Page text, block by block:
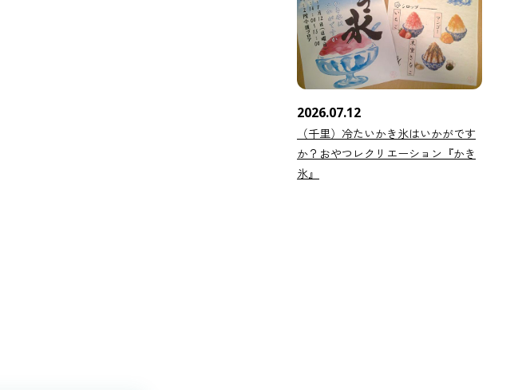
2026.07.12
（千里）冷たいかき氷はいかがです
か？おやつレクリエーション『かき
氷』